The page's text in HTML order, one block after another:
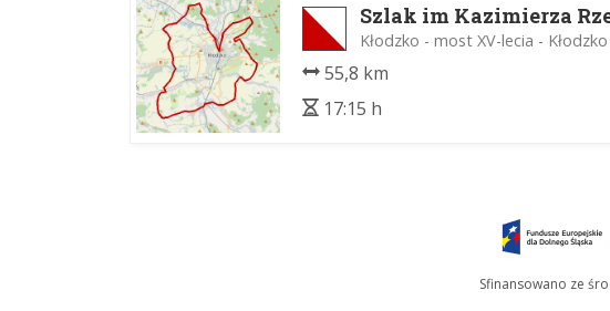
Szlak im Kazimierza
Kłodzko - most XV-lecia -
55,8 km
17:15 h
Sfinansowano ze